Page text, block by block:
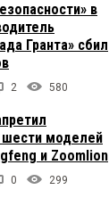
в
Гранта» сбил
2 580
шести моделей
и Zoomlion
0 299